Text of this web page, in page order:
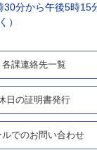
分から午後5時15
）
各課連絡先一覧
日の証明書発行
ルでのお問い合わせ